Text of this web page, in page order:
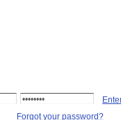
Forgot your password?